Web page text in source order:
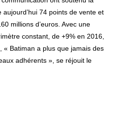
74 points de vente et
millions d’euros. Avec une
constant, de +9% en 2016,
« Batiman a plus que jamais des
adhérents », se réjouit le